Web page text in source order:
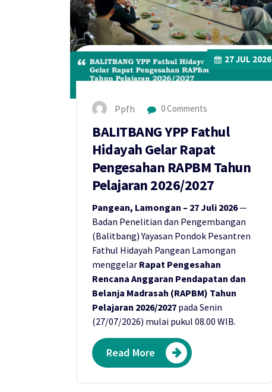
27JUL 2026
Ppfh 0 Comments
BALITBANG YPP Fathul
Hidayah Gelar Rapat
Pengesahan RAPBM Tahun
Pelajaran 2026/2027
Pangean, Lamongan – 27 Juli 2026—
Badan Penelitian dan Pengembangan
(Balitbang) Yayasan Pondok Pesantren
Fathul Hidayah Pangean Lamongan
menggelar Rapat Pengesahan
Rencana Anggaran Pendapatan dan
Belanja Madrasah (RAPBM) Tahun
Pelajaran 2026/2027 pada Senin
(27/07/2026) mulai pukul 08.00 WIB.
Read More